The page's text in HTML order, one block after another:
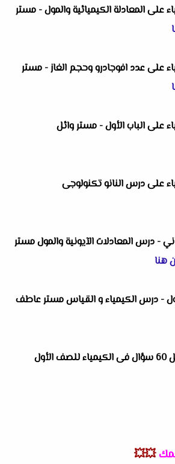
على المعادلة الكيميائية والمول - مستر
على عدد افوجادرو وحجم الغاز - مستر
على الباب الأول - مستر وائل
على درس النانو تكنولوجى
- درس المعادلات الآيونية والمول مستر
هنا
- درس الكيمياء و القياس مستر عاطف
إمتحان الكترونى شامل 60 سؤال فى الكيمياء للصف الأول
💥💥